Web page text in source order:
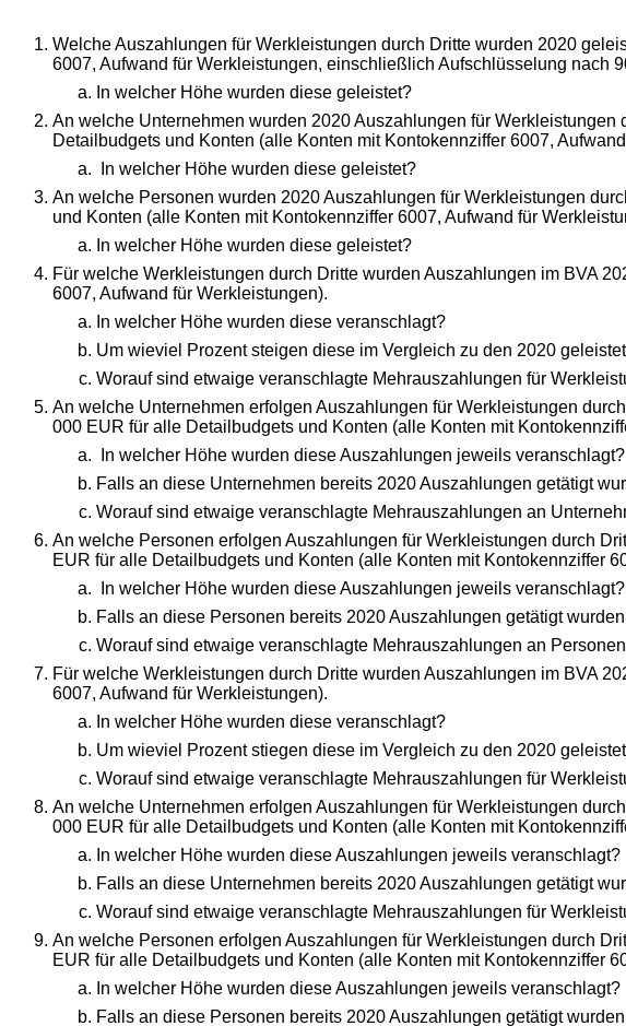
Welche Auszahlungen für Werkleistungen durch Dritte wurden 2020
6007, Aufwand für Werkleistungen, einschließlich Aufschlüsselung nach
In welcher Höhe wurden diese geleistet?
An welche Unternehmen wurden 2020 Auszahlungen für
Detailbudgets und Konten (alle Konten mit Kontokennziffer 6007,
In welcher Höhe wurden diese geleistet?
An welche Personen wurden 2020 Auszahlungen für Werkleistungen
und Konten (alle Konten mit Kontokennziffer 6007, Aufwand für
In welcher Höhe wurden diese geleistet?
Für welche Werkleistungen durch Dritte wurden Auszahlungen im BVA
6007, Aufwand für Werkleistungen).
In welcher Höhe wurden diese veranschlagt?
Um wieviel Prozent steigen diese im Vergleich zu den 2020
Worauf sind etwaige veranschlagte Mehrauszahlungen für
An welche Unternehmen erfolgen Auszahlungen für Werkleistungen
000 EUR für alle Detailbudgets und Konten (alle Konten mit
In welcher Höhe wurden diese Auszahlungen jeweils veranschlagt?
Falls an diese Unternehmen bereits 2020 Auszahlungen getätigt
Worauf sind etwaige veranschlagte Mehrauszahlungen an
An welche Personen erfolgen Auszahlungen für Werkleistungen durch
EUR für alle Detailbudgets und Konten (alle Konten mit Kontokennziffer
In welcher Höhe wurden diese Auszahlungen jeweils veranschlagt?
Falls an diese Personen bereits 2020 Auszahlungen getätigt
Worauf sind etwaige veranschlagte Mehrauszahlungen an
Für welche Werkleistungen durch Dritte wurden Auszahlungen im BVA
6007, Aufwand für Werkleistungen).
In welcher Höhe wurden diese veranschlagt?
Um wieviel Prozent stiegen diese im Vergleich zu den 2020
Worauf sind etwaige veranschlagte Mehrauszahlungen für
An welche Unternehmen erfolgen Auszahlungen für Werkleistungen
000 EUR für alle Detailbudgets und Konten (alle Konten mit
In welcher Höhe wurden diese Auszahlungen jeweils veranschlagt?
Falls an diese Unternehmen bereits 2020 Auszahlungen getätigt
Worauf sind etwaige veranschlagte Mehrauszahlungen für
An welche Personen erfolgen Auszahlungen für Werkleistungen durch
EUR für alle Detailbudgets und Konten (alle Konten mit Kontokennziffer
In welcher Höhe wurden diese Auszahlungen jeweils veranschlagt?
Falls an diese Personen bereits 2020 Auszahlungen getätigt